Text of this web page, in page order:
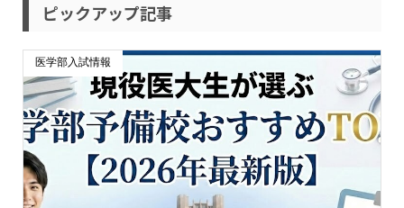
ピックアップ記事
医学部入試情報